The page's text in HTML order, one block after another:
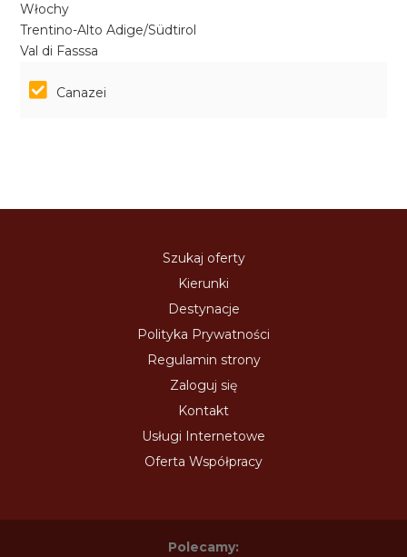
Włochy
Trentino-Alto Adige/Südtirol
Val di Fasssa
Canazei
Szukaj oferty
Kierunki
Destynacje
Polityka Prywatności
Regulamin strony
Zaloguj się
Kontakt
Usługi Internetowe
Oferta Współpracy
Polecamy: